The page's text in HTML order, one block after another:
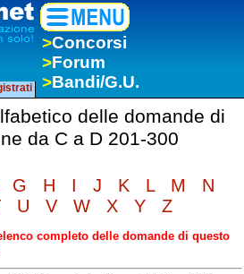
>Concorsi
>Forum
>Bandi/G.U.
delle domande di
da C a D 201-300
G H I J K L M
N
U V W X Y Z
completo delle domande di questo